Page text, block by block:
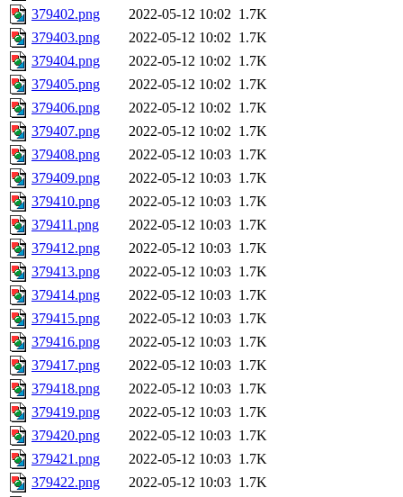
379402.png
2022-05-12 10:02 1.7K
379403.png
2022-05-12 10:02 1.7K
379404.png
2022-05-12 10:02 1.7K
379405.png
2022-05-12 10:02 1.7K
379406.png
2022-05-12 10:02 1.7K
379407.png
2022-05-12 10:02 1.7K
379408.png
2022-05-12 10:03 1.7K
379409.png
2022-05-12 10:03 1.7K
379410.png
2022-05-12 10:03 1.7K
379411.png
2022-05-12 10:03 1.7K
379412.png
2022-05-12 10:03 1.7K
379413.png
2022-05-12 10:03 1.7K
379414.png
2022-05-12 10:03 1.7K
379415.png
2022-05-12 10:03 1.7K
379416.png
2022-05-12 10:03 1.7K
379417.png
2022-05-12 10:03 1.7K
379418.png
2022-05-12 10:03 1.7K
379419.png
2022-05-12 10:03 1.7K
379420.png
2022-05-12 10:03 1.7K
379421.png
2022-05-12 10:03 1.7K
379422.png
2022-05-12 10:03 1.7K